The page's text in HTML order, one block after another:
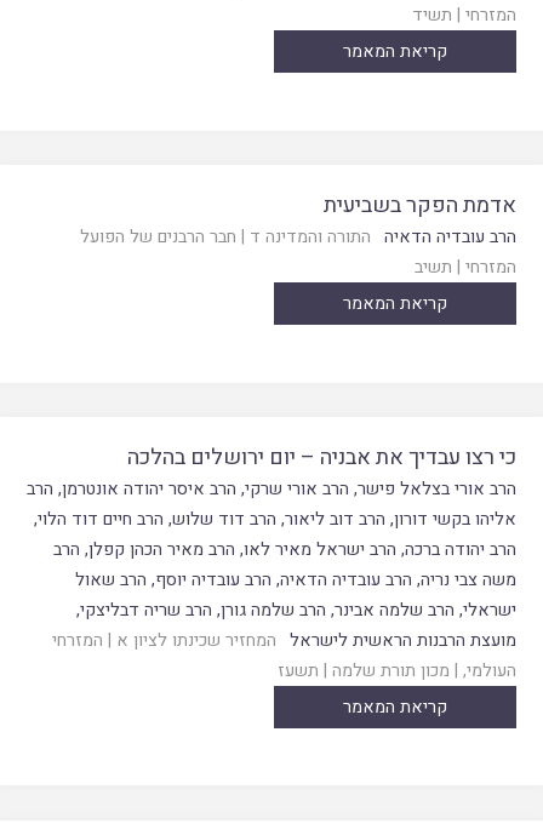
המזרחי | תשיד
קריאת המאמר
אדמת הפקר בשביעית
הרב עובדיה הדאיה התורה והמדינה ד | חבר הרבנים של הפועל
המזרחי | תשיב
קריאת המאמר
כי רצו עבדיך את אבניה – יום ירושלים בהלכה
הרב אורי בצלאל פישר, הרב אורי שרקי, הרב איסר יהודה אונטרמן, הרב
אליהו בקשי דורון, הרב דוב ליאור, הרב דוד שלוש, הרב חיים דוד הלוי,
הרב יהודה ברכה, הרב ישראל מאיר לאו, הרב מאיר הכהן קפלן, הרב
משה צבי נריה, הרב עובדיה הדאיה, הרב עובדיה יוסף, הרב שאול
ישראלי, הרב שלמה אבינר, הרב שלמה גורן, הרב שריה דבליצקי,
מועצת הרבנות הראשית לישראל המחזיר שכינתו לציון א | המזרחי
העולמי, | מכון תורת שלמה | תשעז
קריאת המאמר